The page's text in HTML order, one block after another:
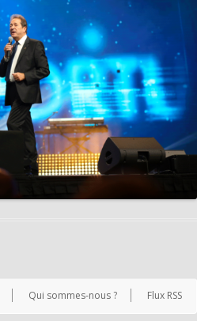
Qui sommes-nous ? Flux RSS